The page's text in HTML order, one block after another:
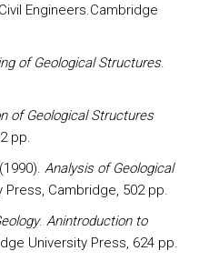
Engineers.Cambridge
of Geological Structures.
of Geological Structures
pp.
Analysis of Geological
Cambridge, 502 pp.
. Anintroduction to
University Press, 624 pp.